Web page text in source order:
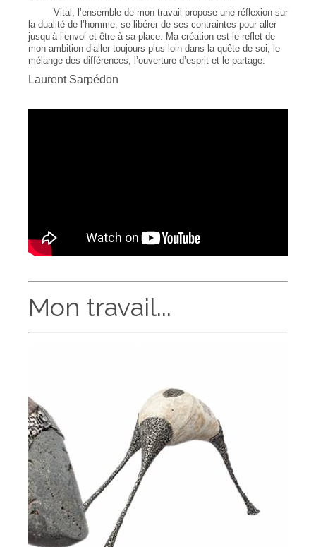
Vital, l’ensemble de mon travail propose une réflexion sur
la dualité de l’homme, se libérer de ses contraintes pour aller
jusqu’à l’envol et être à sa place. Ma création est le reflet de
mon ambition d’aller toujours plus loin dans la quête de soi, le
mélange des différences, l’ouverture d’esprit et le partage.
Laurent Sarpédon
Mon travail...